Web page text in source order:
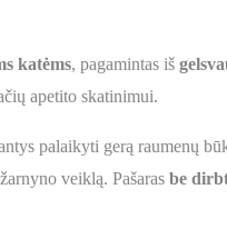
katėms, pagamintas iš
apetito skatinimui.
palaikyti gerą raumenų
veiklą. Pašaras be